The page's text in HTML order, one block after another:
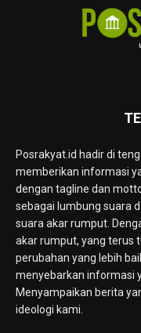
Posrakyat.id hadir di
memberikan informasi
dengan tagline dan
sebagai lumbung suara
suara akar rumput.
akar rumput, yang terus
perubahan yang lebih
menyebarkan informasi
Menyampaikan berita
ideologi kami.